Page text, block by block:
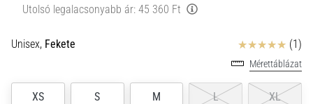
amatőrről
profiról.
fájdalom…
Utolsó legalacsonyabb ár: 45 360 Ft
Unisex, Fekete Értékelés (1)
Mérettáblázat
XS S M L XL